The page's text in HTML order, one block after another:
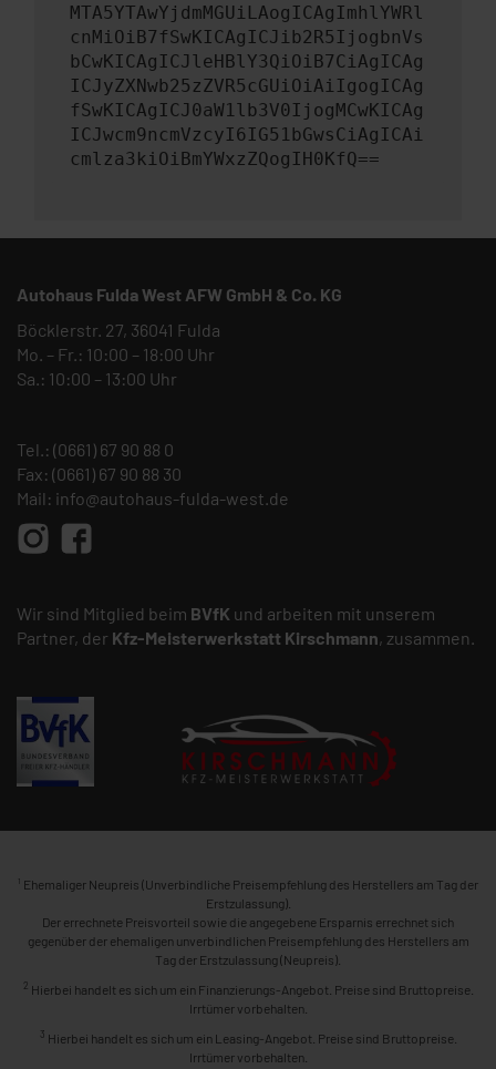
MTA5YTAwYjdmMGUiLAogICAgImhlYWRl
cnMiOiB7fSwKICAgICJib2R5IjogbnVs
bCwKICAgICJleHBlY3QiOiB7CiAgICAg
ICJyZXNwb25zZVR5cGUiOiAiIgogICAg
fSwKICAgICJ0aW1lb3V0IjogMCwKICAg
ICJwcm9ncmVzcyI6IG51bGwsCiAgICAi
cmlza3kiOiBmYWxzZQogIH0KfQ==
Autohaus Fulda West AFW GmbH & Co. KG
Böcklerstr. 27, 36041 Fulda
Mo. – Fr.: 10:00 – 18:00 Uhr
Sa.: 10:00 – 13:00 Uhr
Tel.: (0661) 67 90 88 0
Fax: (0661) 67 90 88 30
Mail: info@autohaus-fulda-west.de
Wir sind Mitglied beim BVfK und arbeiten mit unserem
Partner, der Kfz-Meisterwerkstatt Kirschmann, zusammen.
1 Ehemaliger Neupreis (Unverbindliche Preisempfehlung des Herstellers am Tag der
Erstzulassung).
Der errechnete Preisvorteil sowie die angegebene Ersparnis errechnet sich
gegenüber der ehemaligen unverbindlichen Preisempfehlung des Herstellers am
Tag der Erstzulassung (Neupreis).
2 Hierbei handelt es sich um ein Finanzierungs-Angebot. Preise sind Bruttopreise.
Irrtümer vorbehalten.
3 Hierbei handelt es sich um ein Leasing-Angebot. Preise sind Bruttopreise.
Irrtümer vorbehalten.